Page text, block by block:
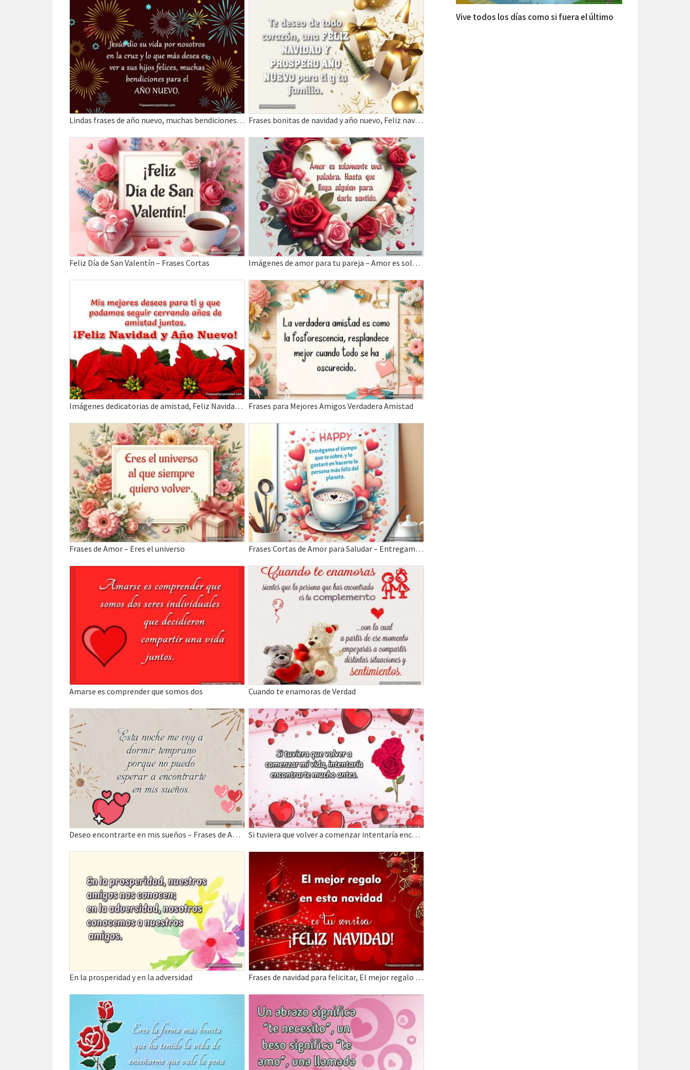
Lindas frases de año nuevo, muchas bendiciones para el AÑO NUEVO. Frases bonitas de navidad y año nuevo, Feliz navidad y año nuevo para ti y tu familia.
Feliz Día de San Valentín – Frases Cortas Imágenes de amor para tu pareja – Amor es solamente una palabra
Imágenes dedicatorias de amistad, Feliz Navidad y Año Nuevo Frases para Mejores Amigos Verdadera Amistad
Frases de Amor – Eres el universo Frases Cortas de Amor para Saludar – Entregame el tiempo
Amarse es comprender que somos dos Cuando te enamoras de Verdad
Deseo encontrarte en mis sueños – Frases de Amor Si tuviera que volver a comenzar intentaría encontrarte
En la prosperidad y en la adversidad Frases de navidad para felicitar, El mejor regalo en esta navidad es tu sonrisa.
Vive todos los días como si fuera el último